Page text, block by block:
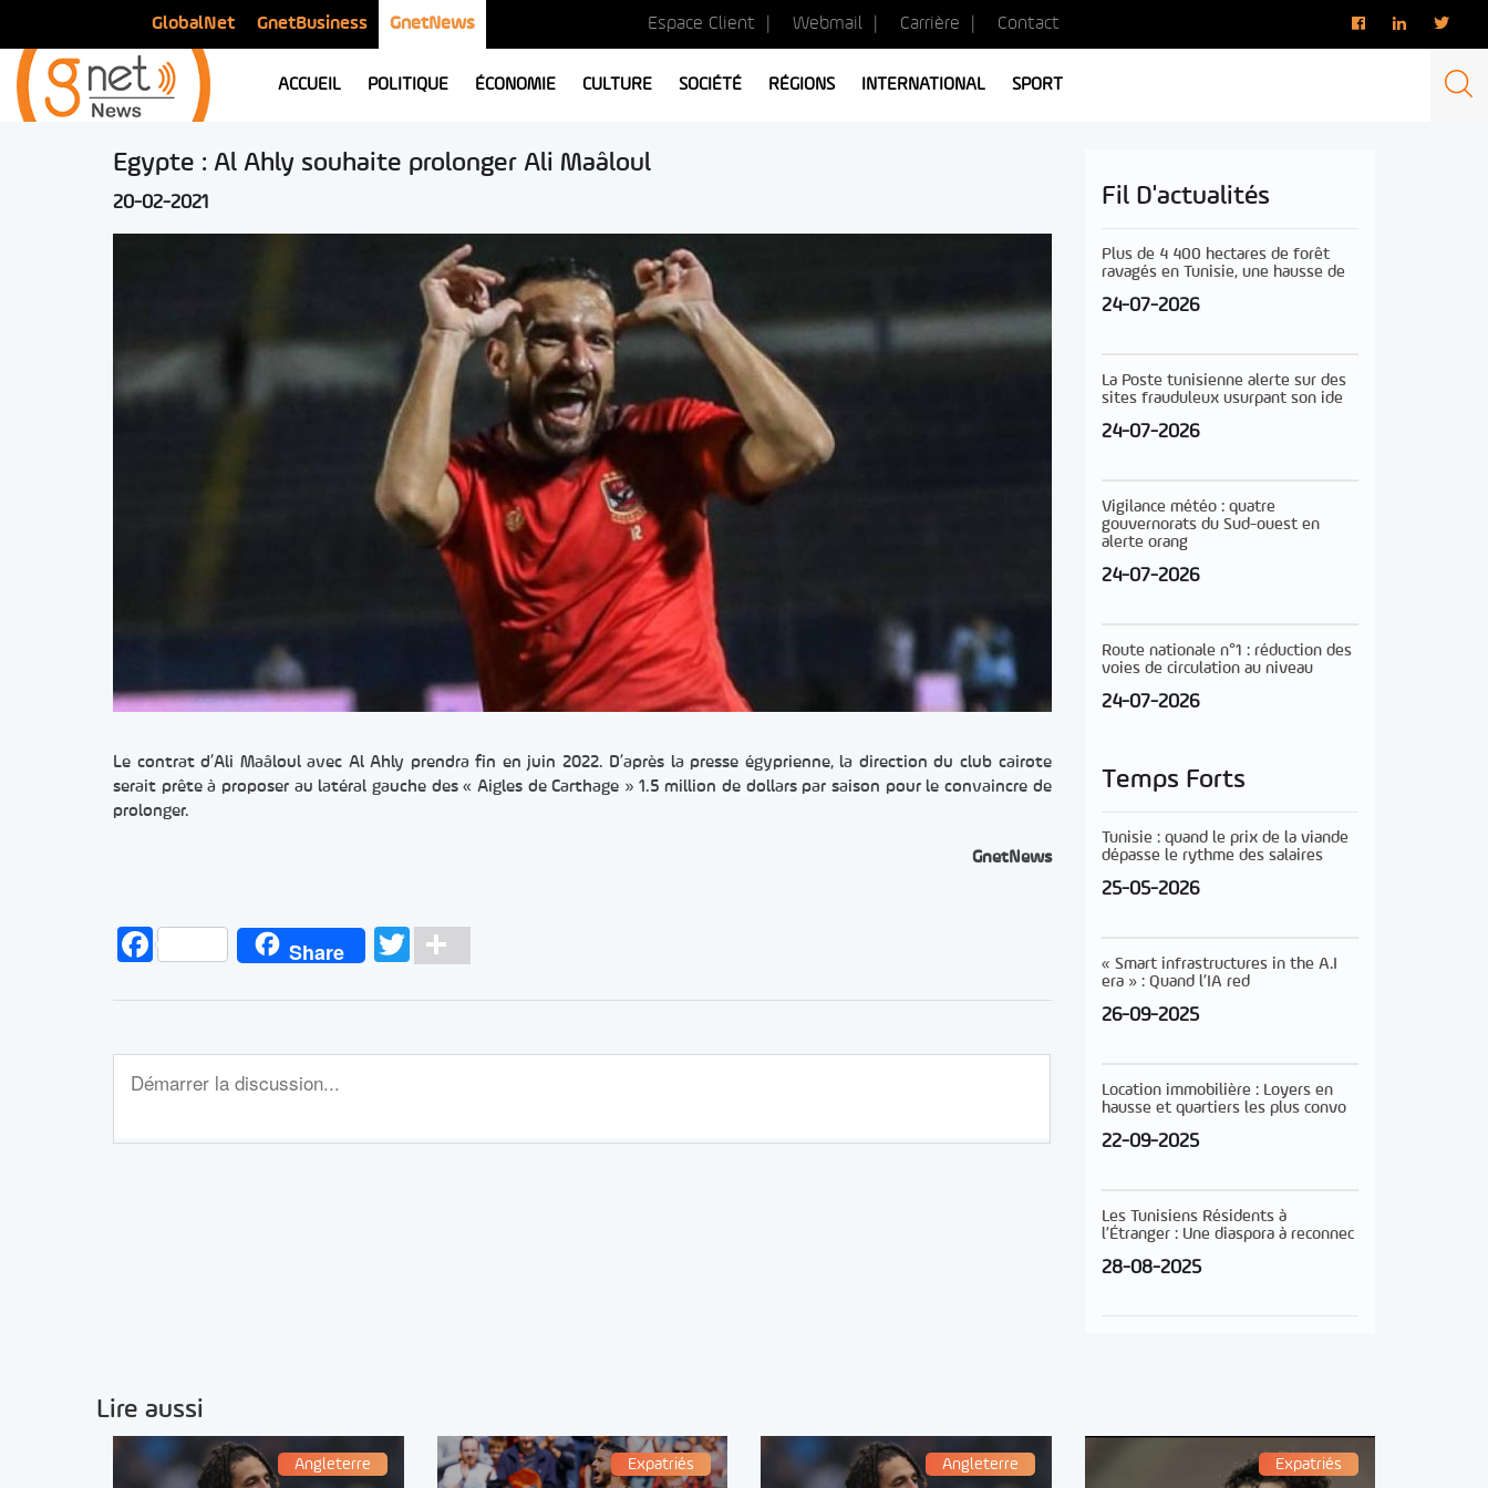
GlobalNet GnetBusiness GnetNews Espace Client Webmail Carrière Contact
ACCUEIL POLITIQUE ÉCONOMIE CULTURE SOCIÉTÉ RÉGIONS INTERNATIONAL SPORT
Egypte : Al Ahly souhaite prolonger Ali Maâloul
20-02-2021
Le contrat d’Ali Maâloul avec Al Ahly prendra fin en juin 2022. D’après la presse égyprienne, la direction du club cairote
serait prête à proposer au latéral gauche des « Aigles de Carthage » 1.5 million de dollars par saison pour le convaincre de
prolonger.
GnetNews
FacebookShare Twitter
Fil D'actualités
Plus de 4 400 hectares de forêt
ravagés en Tunisie, une hausse de
24-07-2026
La Poste tunisienne alerte sur des
sites frauduleux usurpant son ide
24-07-2026
Vigilance météo : quatre
gouvernorats du Sud-ouest en
alerte orang
24-07-2026
Route nationale n°1 : réduction des
voies de circulation au niveau
24-07-2026
Temps Forts
Tunisie : quand le prix de la viande
dépasse le rythme des salaires
25-05-2026
« Smart infrastructures in the A.I
era » : Quand l’IA red
26-09-2025
Location immobilière : Loyers en
hausse et quartiers les plus convo
22-09-2025
Les Tunisiens Résidents à
l’Étranger : Une diaspora à reconnec
28-08-2025
Lire aussi
Angleterre Expatriés Angleterre Expatriés